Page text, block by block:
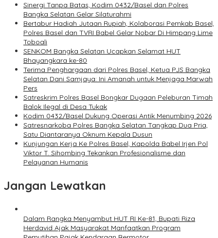
‎Sinergi Tanpa Batas, Kodim 0432/Basel dan Polres
Bangka Selatan Gelar Silaturahmi
Bertabur Hadiah Jutaan Rupiah, Kolaborasi Pemkab Basel,
Polres Basel dan TVRI Babel Gelar Nobar Di Himpang Lime
Toboali
SENKOM Bangka Selatan Ucapkan Selamat HUT
Bhayangkara ke-80
Terima Penghargaan dari Polres Basel, Ketua PJS Bangka
Selatan Dani Samjaya: Ini Amanah untuk Menjaga Marwah
Pers
Satreskrim Polres Basel Bongkar Dugaan Peleburan Timah
Balok Ilegal di Desa Tukak
Kodim 0432/Basel Dukung Operasi Antik Menumbing 2026
Satresnarkoba Polres Bangka Selatan Tangkap Dua Pria,
Satu Diantaranya Oknum Kepala Dusun
Kunjungan Kerja Ke Polres Basel, Kapolda Babel Irjen Pol
Viktor T. Sihombing Tekankan Profesionalisme dan
Pelayanan Humanis
Jangan Lewatkan
Dalam Rangka Menyambut HUT RI Ke-81, Bupati Riza
Herdavid Ajak Masyarakat Manfaatkan Program